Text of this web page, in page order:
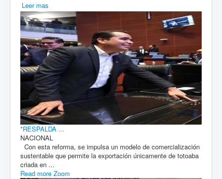
Leer mas
*RESPALDA ...
NACIONAL
Con esta reforma, se impulsa un modelo de comercialización
sustentable que permite la exportación únicamente de totoaba
criada en ...
Read more Zoom